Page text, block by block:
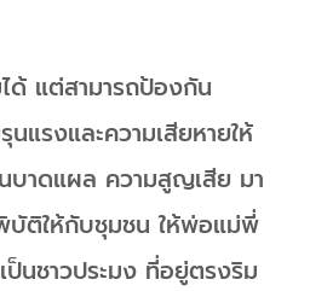
ด้ แต่สามารถป้องกัน
แรงและความเสียหายให้
บาดแผล ความสูญเสีย มา
บัติให้กับชุมชน ให้พ่อแม่พี่
นชาวประมง ที่อยู่ตรงริม